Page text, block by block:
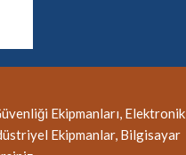
Ekipmanları, Elektronik
Ekipmanlar, Bilgisayar